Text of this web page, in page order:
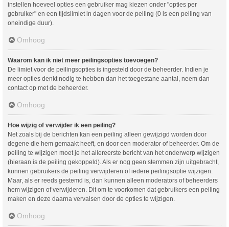
instellen hoeveel opties een gebruiker mag kiezen onder "opties per
gebruiker" en een tijdslimiet in dagen voor de peiling (0 is een peiling van
oneindige duur).
Omhoog
Waarom kan ik niet meer peilingsopties toevoegen?
De limiet voor de peilingsopties is ingesteld door de beheerder. Indien je
meer opties denkt nodig te hebben dan het toegestane aantal, neem dan
contact op met de beheerder.
Omhoog
Hoe wijzig of verwijder ik een peiling?
Net zoals bij de berichten kan een peiling alleen gewijzigd worden door
degene die hem gemaakt heeft, en door een moderator of beheerder. Om de
peiling te wijzigen moet je het allereerste bericht van het onderwerp wijzigen
(hieraan is de peiling gekoppeld). Als er nog geen stemmen zijn uitgebracht,
kunnen gebruikers de peiling verwijderen of iedere peilingsoptie wijzigen.
Maar, als er reeds gestemd is, dan kunnen alleen moderators of beheerders
hem wijzigen of verwijderen. Dit om te voorkomen dat gebruikers een peiling
maken en deze daarna vervalsen door de opties te wijzigen.
Omhoog